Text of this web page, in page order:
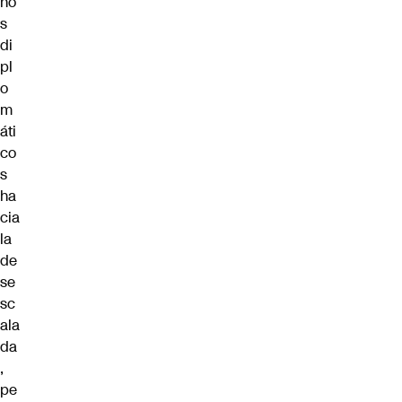
s
di
pl
o
m
áti
co
s
ha
cia
la
de
se
sc
ala
da
,
pe